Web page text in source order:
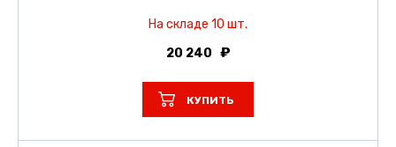
На складе 10 шт.
20 240
КУПИТЬ